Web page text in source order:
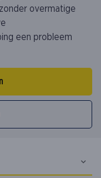
overmatige
een probleem